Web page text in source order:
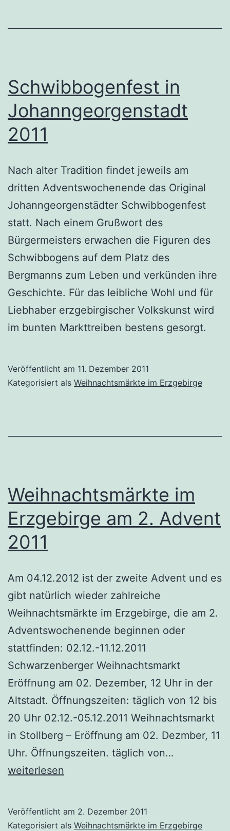
Schwibbogenfest in
Johanngeorgenstadt
2011
Nach alter Tradition findet jeweils am
dritten Adventswochenende das Original
Johanngeorgenstädter Schwibbogenfest
statt. Nach einem Grußwort des
Bürgermeisters erwachen die Figuren des
Schwibbogens auf dem Platz des
Bergmanns zum Leben und verkünden ihre
Geschichte. Für das leibliche Wohl und für
Liebhaber erzgebirgischer Volkskunst wird
im bunten Markttreiben bestens gesorgt.
Veröffentlicht am 11. Dezember 2011
Kategorisiert als Weihnachtsmärkte im Erzgebirge
Weihnachtsmärkte im
Erzgebirge am 2. Advent
2011
Am 04.12.2012 ist der zweite Advent und es
gibt natürlich wieder zahlreiche
Weihnachtsmärkte im Erzgebirge, die am 2.
Adventswochenende beginnen oder
stattfinden: 02.12.-11.12.2011
Schwarzenberger Weihnachtsmarkt
Eröffnung am 02. Dezember, 12 Uhr in der
Altstadt. Öffnungszeiten: täglich von 12 bis
20 Uhr 02.12.-05.12.2011 Weihnachtsmarkt
in Stollberg – Eröffnung am 02. Dezmber, 11
Uhr. Öffnungszeiten. täglich von…
2.
weiterlesen
Veröffentlicht am 2. Dezember 2011
Kategorisiert als Weihnachtsmärkte im Erzgebirge